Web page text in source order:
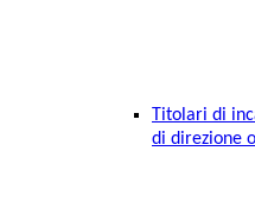
Titolari di
di direzione